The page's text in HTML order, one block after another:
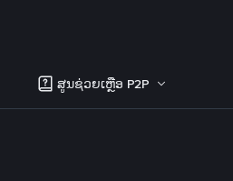
ສູນຊ່ວຍເຫຼືອ P2P